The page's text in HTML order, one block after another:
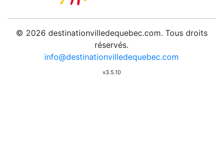
© 2026 destinationvilledequebec.com. Tous droits
réservés.
info@destinationvilledequebec.com
v3.5.10